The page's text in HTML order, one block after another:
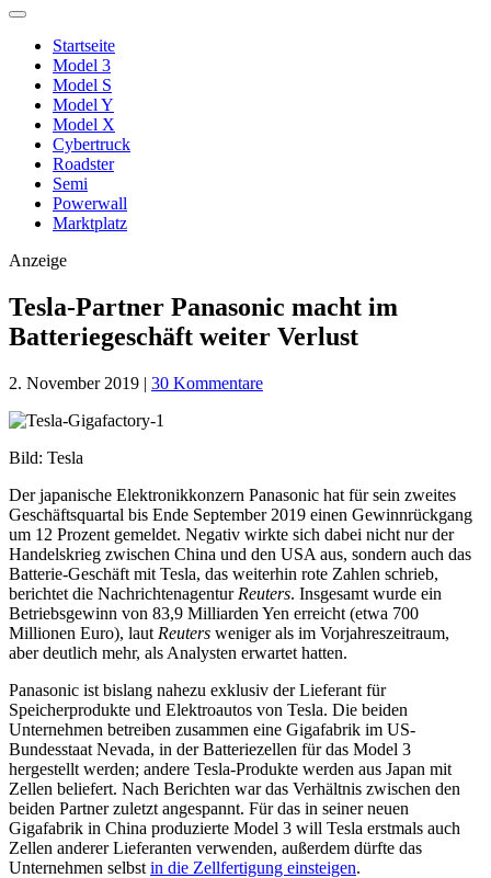
Startseite
Model 3
Model S
Model Y
Model X
Cybertruck
Roadster
Semi
Powerwall
Marktplatz
Anzeige
Tesla-Partner Panasonic macht im
Batteriegeschäft weiter Verlust
2. November 2019 | 30 Kommentare
Bild: Tesla
Der japanische Elektronikkonzern Panasonic hat für sein zweites
Geschäftsquartal bis Ende September 2019 einen Gewinnrückgang
um 12 Prozent gemeldet. Negativ wirkte sich dabei nicht nur der
Handelskrieg zwischen China und den USA aus, sondern auch das
Batterie-Geschäft mit Tesla, das weiterhin rote Zahlen schrieb,
berichtet die Nachrichtenagentur Reuters. Insgesamt wurde ein
Betriebsgewinn von 83,9 Milliarden Yen erreicht (etwa 700
Millionen Euro), laut Reuters weniger als im Vorjahreszeitraum,
aber deutlich mehr, als Analysten erwartet hatten.
Panasonic ist bislang nahezu exklusiv der Lieferant für
Speicherprodukte und Elektroautos von Tesla. Die beiden
Unternehmen betreiben zusammen eine Gigafabrik im US-
Bundesstaat Nevada, in der Batteriezellen für das Model 3
hergestellt werden; andere Tesla-Produkte werden aus Japan mit
Zellen beliefert. Nach Berichten war das Verhältnis zwischen den
beiden Partner zuletzt angespannt. Für das in seiner neuen
Gigafabrik in China produzierte Model 3 will Tesla erstmals auch
Zellen anderer Lieferanten verwenden, außerdem dürfte das
Unternehmen selbst in die Zellfertigung einsteigen.